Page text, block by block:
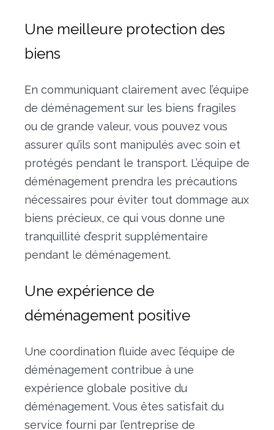
Une meilleure protection des
biens
En communiquant clairement avec l’équipe
de déménagement sur les biens fragiles
ou de grande valeur, vous pouvez vous
assurer qu’ils sont manipulés avec soin et
protégés pendant le transport. L’équipe de
déménagement prendra les précautions
nécessaires pour éviter tout dommage aux
biens précieux, ce qui vous donne une
tranquillité d’esprit supplémentaire
pendant le déménagement.
Une expérience de
déménagement positive
Une coordination fluide avec l’équipe de
déménagement contribue à une
expérience globale positive du
déménagement. Vous êtes satisfait du
service fourni par l’entreprise de